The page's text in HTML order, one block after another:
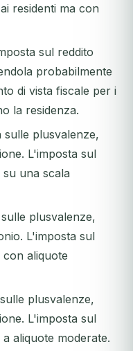
residenti ma con
sul reddito
probabilmente
di vista fiscale per i
la residenza.
sulle plusvalenze,
L'imposta sul
su una scala
plusvalenze,
L'imposta sul
con aliquote
plusvalenze,
L'imposta sul
aliquote moderate.